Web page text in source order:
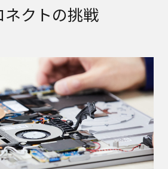
ネクトの挑戦